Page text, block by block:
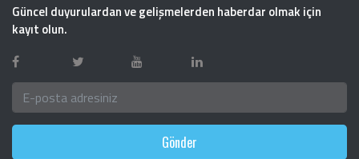
Güncel duyurulardan ve gelişmelerden haberdar olmak için
kayıt olun.
Gönder